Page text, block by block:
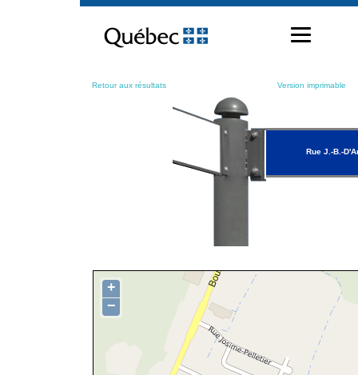
contenu
Retour aux résultats Version imprimable
Rue J.-B.-
+
−